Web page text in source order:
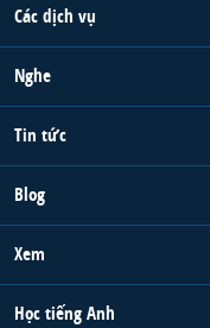
Các dịch vụ
Nghe
Tin tức
Blog
Xem
Học tiếng Anh